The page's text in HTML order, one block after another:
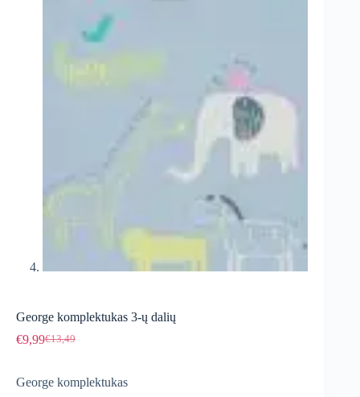
George komplektukas 3-ų dalių
€13,49
Original
€13,49.
€9,99Current
€9,99.
George komplektukas